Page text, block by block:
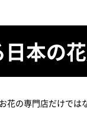
本の
の専門店だけで